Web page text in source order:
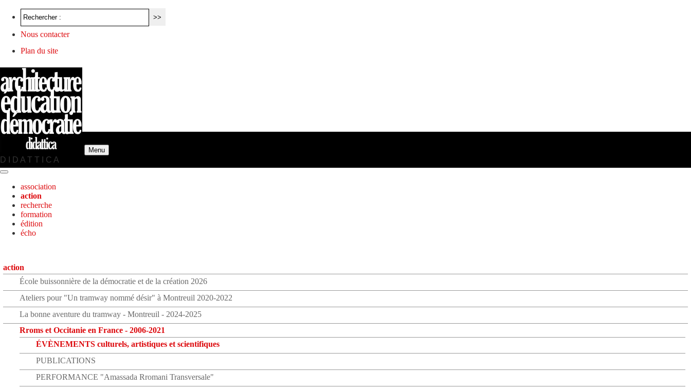
Nous contacter
Plan du site
Menu
D I D A T T I C A
association
action
recherche
formation
édition
écho
action
École buissonnière de la démocratie et de la création 2026
Ateliers pour "Un tramway nommé désir" à Montreuil 2020-2022
La bonne aventure du tramway - Montreuil - 2024-2025
Rroms et Occitanie en France - 2006-2021
ÉVÈNEMENTS culturels, artistiques et scientifiques
PUBLICATIONS
PERFORMANCE "Amassada Rromani Transversale"